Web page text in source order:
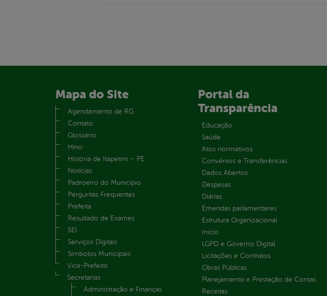
Mapa do Site
Agendamento de RG
Contato
Glossário
Hino
História de Itapetim – PE
Notícias
Padroeiro do Município
Perguntas Frequentes
Prefeita
Resultado de Exames
SEI
Serviços Digitais
Símbolos Municipais
Vice-Prefeito
Secretarias
Administração e Finanças
Portal da
Transparência
Educação
Saúde
Atos normativos
Convênios e Transferências
Dados Abertos
Despesas
Diárias
Emendas parlamentares
Estrutura Organizacional
Inicio
LGPD e Governo Digital
Licitações e Contratos
Obras Públicas
Planejamento e Prestação de Contas
Receitas